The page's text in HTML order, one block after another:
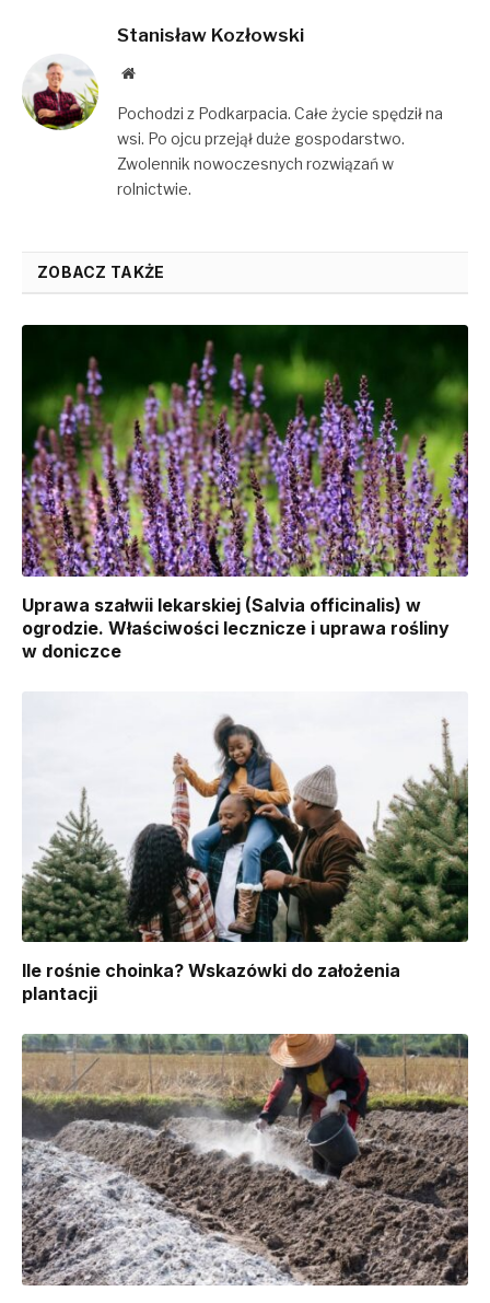
Stanisław Kozłowski
Website
Pochodzi z Podkarpacia. Całe życie spędził na
wsi. Po ojcu przejął duże gospodarstwo.
Zwolennik nowoczesnych rozwiązań w
rolnictwie.
ZOBACZ TAKŻE
Uprawa szałwii lekarskiej (Salvia officinalis) w
ogrodzie. Właściwości lecznicze i uprawa rośliny
w doniczce
Ile rośnie choinka? Wskazówki do założenia
plantacji